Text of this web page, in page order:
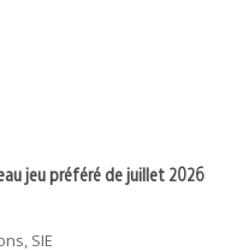
jeu préféré de juillet 2026
SIE